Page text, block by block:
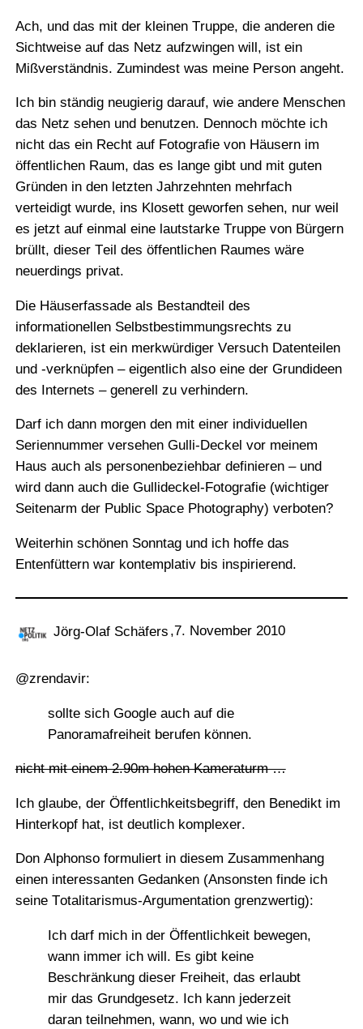
Ach, und das mit der kleinen Truppe, die anderen die
Sichtweise auf das Netz aufzwingen will, ist ein
Mißverständnis. Zumindest was meine Person angeht.
Ich bin ständig neugierig darauf, wie andere Menschen
das Netz sehen und benutzen. Dennoch möchte ich
nicht das ein Recht auf Fotografie von Häusern im
öffentlichen Raum, das es lange gibt und mit guten
Gründen in den letzten Jahrzehnten mehrfach
verteidigt wurde, ins Klosett geworfen sehen, nur weil
es jetzt auf einmal eine lautstarke Truppe von Bürgern
brüllt, dieser Teil des öffentlichen Raumes wäre
neuerdings privat.
Die Häuserfassade als Bestandteil des
informationellen Selbstbestimmungsrechts zu
deklarieren, ist ein merkwürdiger Versuch Datenteilen
und ‑verknüpfen – eigentlich also eine der Grundideen
des Internets – generell zu verhindern.
Darf ich dann morgen den mit einer individuellen
Seriennummer versehen Gulli-Deckel vor meinem
Haus auch als personenbeziehbar definieren – und
wird dann auch die Gullideckel-Fotografie (wichtiger
Seitenarm der Public Space Photography) verboten?
Weiterhin schönen Sonntag und ich hoffe das
Entenfüttern war kontemplativ bis inspirierend.
Jörg-Olaf Schäfers ,7. November 2010
@zrendavir:
sollte sich Google auch auf die
Panoramafreiheit berufen können.
nicht mit einem 2.90m hohen Kameraturm …
Ich glaube, der Öffentlichkeitsbegriff, den Benedikt im
Hinterkopf hat, ist deutlich komplexer.
Don Alphonso formuliert in diesem Zusammenhang
einen interessanten Gedanken (Ansonsten finde ich
seine Totalitarismus-Argumentation grenzwertig):
Ich darf mich in der Öffentlichkeit bewegen,
wann immer ich will. Es gibt keine
Beschränkung dieser Freiheit, das erlaubt
mir das Grundgesetz. Ich kann jederzeit
daran teilnehmen, wann, wo und wie ich